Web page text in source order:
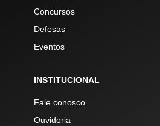
Concursos
Defesas
Eventos
INSTITUCIONAL
Fale conosco
Ouvidoria